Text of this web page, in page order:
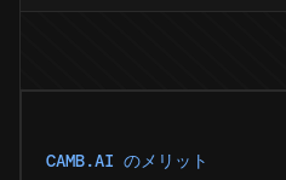
CAMB.AI のメリット